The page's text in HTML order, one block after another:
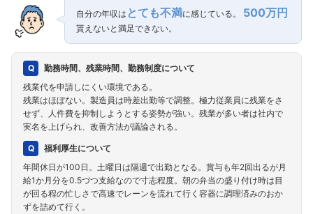
自分の年収は とても不満に感じている。 500万円
貰えないと満足できない。
勤務時間、残業時間、勤務制度について
残業代を申請しにくい環境である。
残業はほぼない。製造員は時差出勤等で調整。極力従業員に残業をさ
せず、人件費を抑制しようとする姿勢が強い。残業が多い者は社内で
実名を上げられ、改善方法が議論される。
福利厚生について
年間休日が100日。土曜日は隔週で出勤となる。賞与も年2回出るが月
給1か月分を0.5づつ支給なので寸志程度。朝の弁当の盛り付け時は目
が回る程の忙しさで高速でレーンを流れて行く容器に調理済みのおか
ずを詰めて行く。